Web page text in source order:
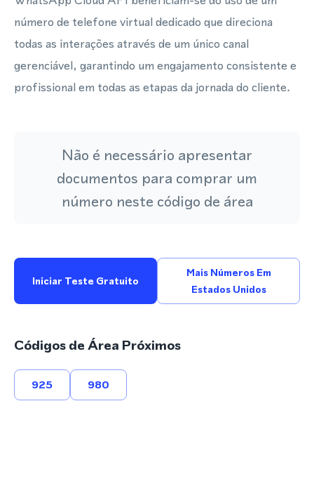
número de telefone virtual dedicado que direciona
todas as interações através de um único canal
gerenciável, garantindo um engajamento consistente e
profissional em todas as etapas da jornada do cliente.
Não é necessário apresentar
documentos para comprar um
número neste código de área
Iniciar Teste Gratuito
Mais Números Em
Estados Unidos
Códigos de Área Próximos
925 980